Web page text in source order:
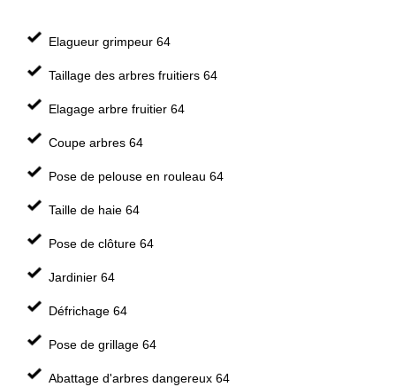
Elagueur grimpeur 64
Taillage des arbres fruitiers 64
Elagage arbre fruitier 64
Coupe arbres 64
Pose de pelouse en rouleau 64
Taille de haie 64
Pose de clôture 64
Jardinier 64
Défrichage 64
Pose de grillage 64
Abattage d'arbres dangereux 64